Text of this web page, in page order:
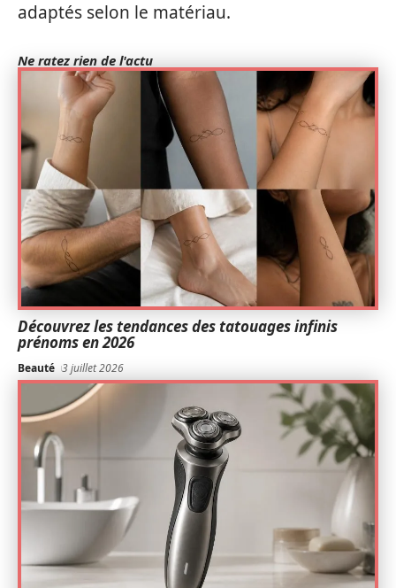
adaptés selon le matériau.
Ne ratez rien de l'actu
Découvrez les tendances des tatouages infinis
prénoms en 2026
Beauté 3 juillet 2026